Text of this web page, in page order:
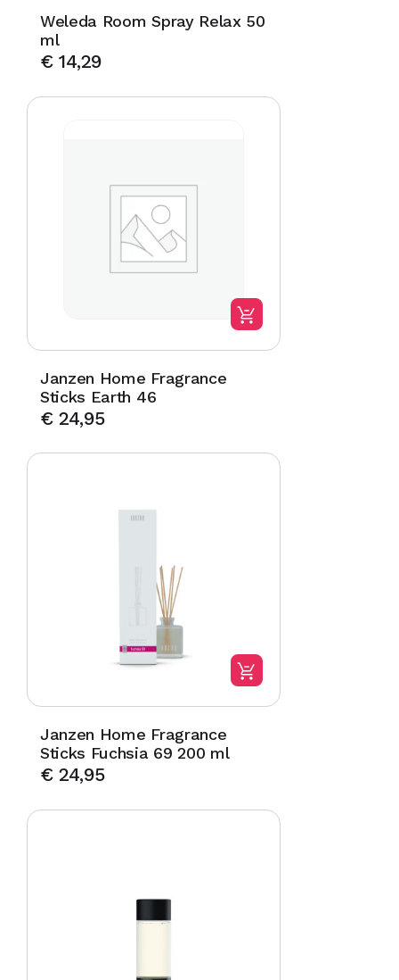
Weleda Room Spray Relax 50
ml
€14,29
Janzen Home Fragrance
Sticks Earth 46
€24,95
Janzen Home Fragrance
Sticks Fuchsia 69 200 ml
€24,95